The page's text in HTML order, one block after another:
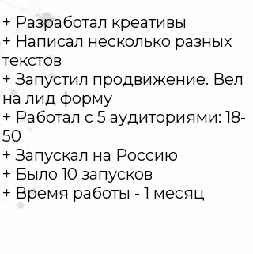
+ Разработал креативы
+ Написал несколько разных
текстов
+ Запустил продвижение. Вел
на лид форму
+ Работал с 5 аудиториями: 18-
50
+ Запускал на Россию
+ Было 10 запусков
+ Время работы - 1 месяц